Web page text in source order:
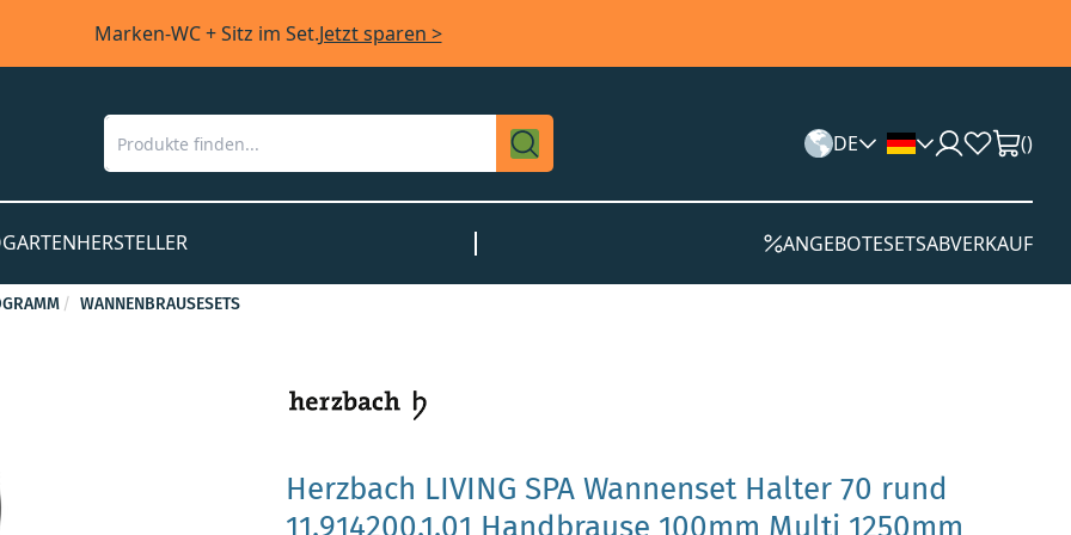
Marken-WC + Sitz im Set.Jetzt sparen >
DE ()
GARTENHERSTELLER ANGEBOTESETSABVERKAUF
WANNENBRAUSESETS
Herzbach LIVING SPA Wannenset Halter 70 rund